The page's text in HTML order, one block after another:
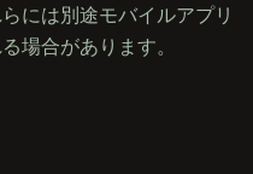
には別途モバイルアプリ
場合があります。